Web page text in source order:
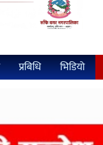
प्रबिधि भिडियो